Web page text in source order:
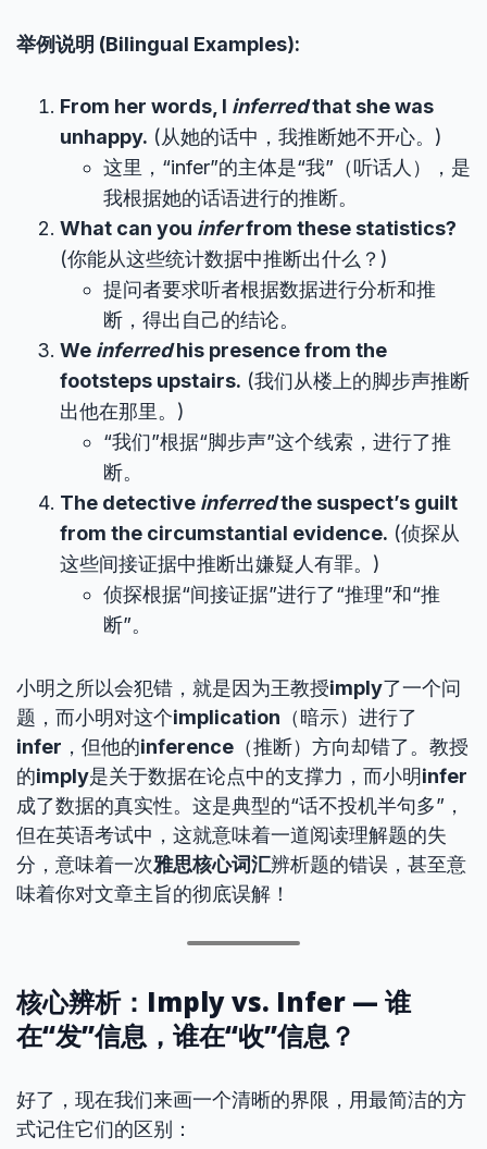
举例说明 (Bilingual Examples):
From her words, I inferredthat she was
unhappy. (从她的话中，我推断她不开心。)
这里，“infer”的主体是“我”（听话人），是
我根据她的话语进行的推断。
What can you inferfrom these statistics?
(你能从这些统计数据中推断出什么？)
提问者要求听者根据数据进行分析和推
断，得出自己的结论。
We inferredhis presence from the
footsteps upstairs. (我们从楼上的脚步声推断
出他在那里。)
“我们”根据“脚步声”这个线索，进行了推
断。
The detective inferredthe suspect’s guilt
from the circumstantial evidence. (侦探从
这些间接证据中推断出嫌疑人有罪。)
侦探根据“间接证据”进行了“推理”和“推
断”。
小明之所以会犯错，就是因为王教授imply了一个问
题，而小明对这个implication （暗示）进行了
infer ，但他的inference （推断）方向却错了。教授
的imply是关于数据在论点中的支撑力，而小明infer
成了数据的真实性。这是典型的“话不投机半句多”，
但在英语考试中，这就意味着一道阅读理解题的失
分，意味着一次雅思核心词汇辨析题的错误，甚至意
味着你对文章主旨的彻底误解！
核心辨析：Imply vs. Infer — 谁
在“发”信息，谁在“收”信息？
好了，现在我们来画一个清晰的界限，用最简洁的方
式记住它们的区别：